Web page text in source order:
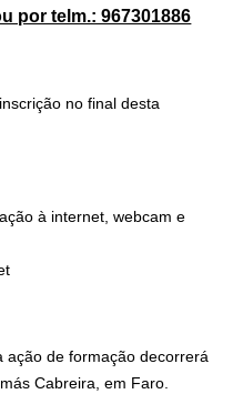
por telm.: 967301886
no final desta
à internet, webcam e
ação de formação decorrerá
Cabreira, em Faro.